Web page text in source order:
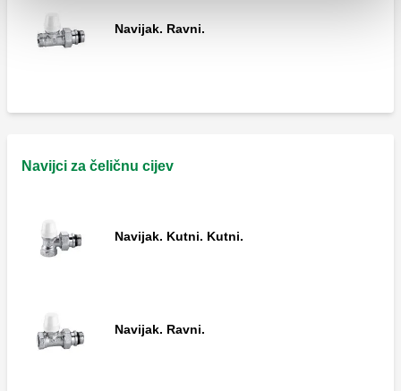
Navijak. Ravni.
Navijci za čeličnu cijev
Navijak. Kutni. Kutni.
Navijak. Ravni.